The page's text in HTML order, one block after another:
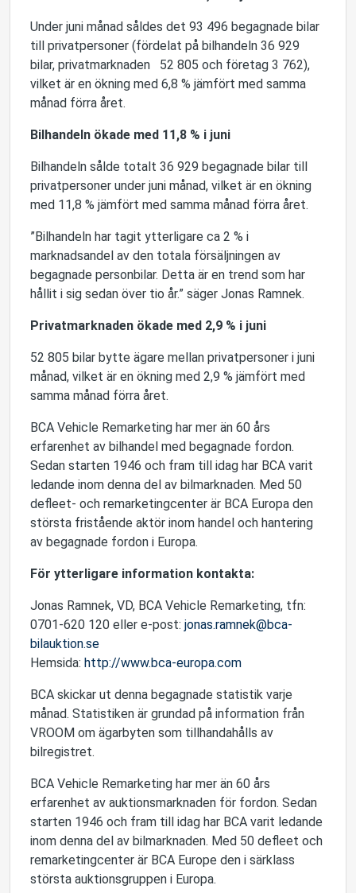
Under juni månad såldes det 93 496 begagnade bilar
till privatpersoner (fördelat på bilhandeln 36 929
bilar, privatmarknaden 52 805 och företag 3 762),
vilket är en ökning med 6,8 % jämfört med samma
månad förra året.
Bilhandeln ökade med 11,8 % i juni
Bilhandeln sålde totalt 36 929 begagnade bilar till
privatpersoner under juni månad, vilket är en ökning
med 11,8 % jämfört med samma månad förra året.
”Bilhandeln har tagit ytterligare ca 2 % i
marknadsandel av den totala försäljningen av
begagnade personbilar. Detta är en trend som har
hållit i sig sedan över tio år.” säger Jonas Ramnek.
Privatmarknaden ökade med 2,9 % i juni
52 805 bilar bytte ägare mellan privatpersoner i juni
månad, vilket är en ökning med 2,9 % jämfört med
samma månad förra året.
BCA Vehicle Remarketing har mer än 60 års
erfarenhet av bilhandel med begagnade fordon.
Sedan starten 1946 och fram till idag har BCA varit
ledande inom denna del av bilmarknaden. Med 50
defleet- och remarketingcenter är BCA Europa den
största fristående aktör inom handel och hantering
av begagnade fordon i Europa.
För ytterligare information kontakta:
Jonas Ramnek, VD, BCA Vehicle Remarketing, tfn:
0701-620 120 eller e-post: jonas.ramnek@bca-
bilauktion.se
Hemsida: http://www.bca-europa.com
BCA skickar ut denna begagnade statistik varje
månad. Statistiken är grundad på information från
VROOM om ägarbyten som tillhandahålls av
bilregistret.
BCA Vehicle Remarketing har mer än 60 års
erfarenhet av auktionsmarknaden för fordon. Sedan
starten 1946 och fram till idag har BCA varit ledande
inom denna del av bilmarknaden. Med 50 defleet och
remarketingcenter är BCA Europe den i särklass
största auktionsgruppen i Europa.